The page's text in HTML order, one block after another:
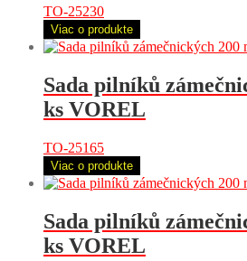
TO-25230
Viac o produkte
Sada pilníků
ks VOREL
TO-25165
Viac o produkte
Sada pilníků
ks VOREL